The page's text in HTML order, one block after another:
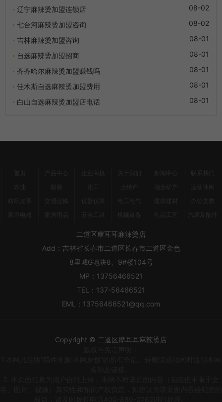
辽宁麻辣烫加盟连锁店
08-02
七台河麻辣烫加盟咨询
08-02
吉林麻辣烫加盟咨询
08-01
自选麻辣烫加盟招商
08-01
齐齐哈尔麻辣烫加盟赚钱吗
08-01
佳木斯自选麻辣烫加盟费用
08-01
白山自选麻辣烫加盟店电话
08-01
二道区摩耳耳麻辣烫店
Add： 吉林省长春市二道区长春市二道区金色
8里城G地块8、9#楼104号
MP： 13756466521
TEL： 137-56466521
EML： 13756466521@qq.com
Copyright © 二道区摩耳耳麻辣烫店